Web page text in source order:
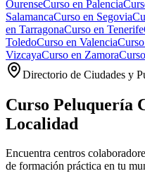
OurenseCurso en Palencia
SalamancaCurso en Segovia
en TarragonaCurso en Tenerife
ToledoCurso en Valencia
VizcayaCurso en Zamora
Directorio de Ciudades y
Curso Peluquería
Localidad
Encuentra centros
de formación práctica en tu